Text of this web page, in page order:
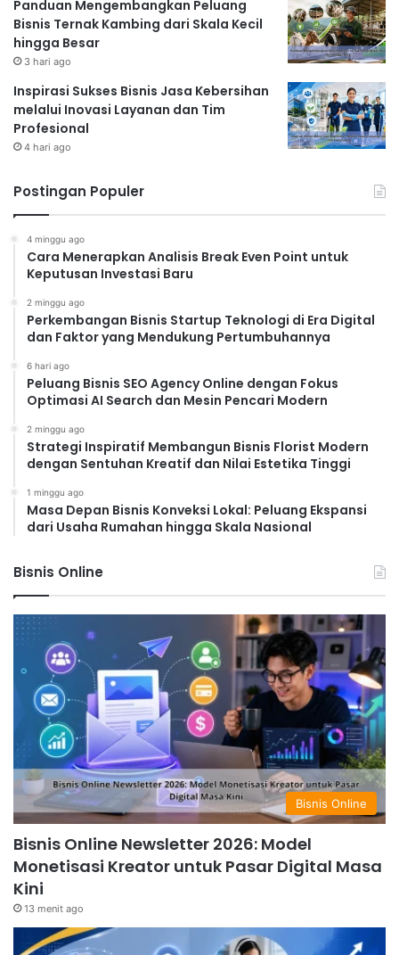
Panduan Mengembangkan Peluang
Bisnis Ternak Kambing dari Skala Kecil
hingga Besar
3 hari ago
Inspirasi Sukses Bisnis Jasa Kebersihan
melalui Inovasi Layanan dan Tim
Profesional
4 hari ago
Postingan Populer
4 minggu ago
Cara Menerapkan Analisis Break Even Point untuk
Keputusan Investasi Baru
2 minggu ago
Perkembangan Bisnis Startup Teknologi di Era Digital
dan Faktor yang Mendukung Pertumbuhannya
6 hari ago
Peluang Bisnis SEO Agency Online dengan Fokus
Optimasi AI Search dan Mesin Pencari Modern
2 minggu ago
Strategi Inspiratif Membangun Bisnis Florist Modern
dengan Sentuhan Kreatif dan Nilai Estetika Tinggi
1 minggu ago
Masa Depan Bisnis Konveksi Lokal: Peluang Ekspansi
dari Usaha Rumahan hingga Skala Nasional
Bisnis Online
Bisnis Online
Bisnis Online Newsletter 2026: Model
Monetisasi Kreator untuk Pasar Digital Masa
Kini
13 menit ago